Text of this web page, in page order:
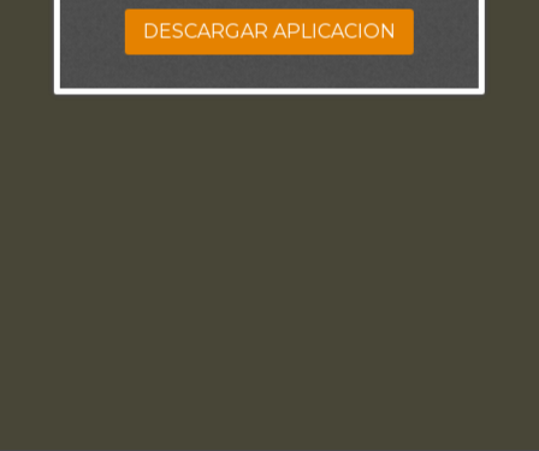
DESCARGAR APLICACION